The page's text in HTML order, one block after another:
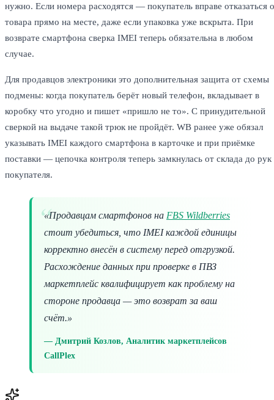
нужно. Если номера расходятся — покупатель вправе отказаться
товара прямо на месте, даже если упаковка уже вскрыта. При
возврате смартфона сверка IMEI теперь обязательна в любом
случае.
Для продавцов электроники это дополнительная защита от схемы
подмены: когда покупатель берёт новый телефон, вкладывает в
коробку что угодно и пишет «пришло не то». С принудительной
сверкой на выдаче такой трюк не пройдёт. WB ранее уже обязал
указывать IMEI каждого смартфона в карточке и при приёмке
поставки — цепочка контроля теперь замкнулась от склада до рук
покупателя.
«Продавцам смартфонов на FBS Wildberries
стоит убедиться, что IMEI каждой единицы
корректно внесён в систему перед отгрузкой.
Расхождение данных при проверке в ПВЗ
маркетплейс квалифицирует как проблему на
стороне продавца — это возврат за ваш
счёт.»
Дмитрий Козлов, Аналитик маркетплейсов
CallPlex